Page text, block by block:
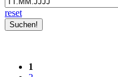
reset
1